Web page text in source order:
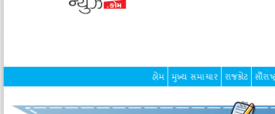
હોમ મુખ્ય સમાચાર રાજકોટ